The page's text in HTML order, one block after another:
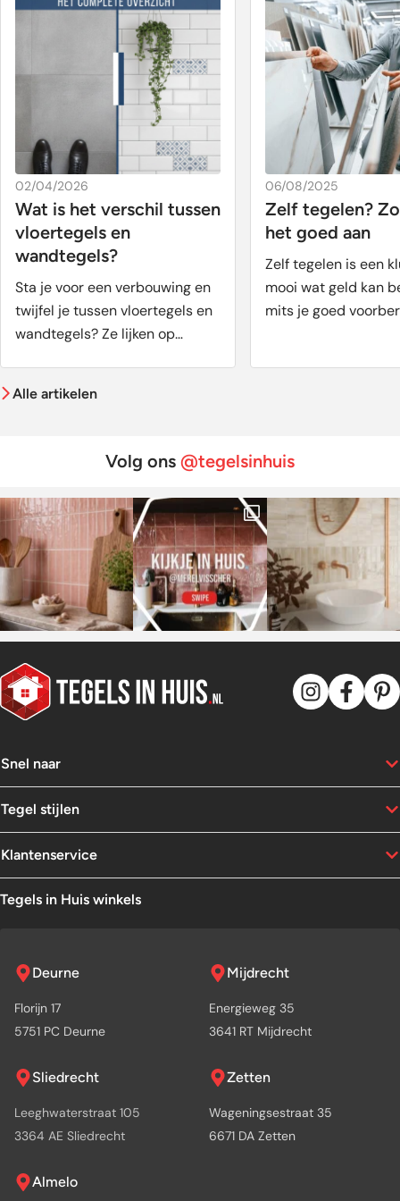
02/04/2026
Wat is het verschil tussen
vloertegels en
wandtegels?
Sta je voor een verbouwing en
twijfel je tussen vloertegels en
wandtegels? Ze lijken op
06/08/2025
Zelf tegelen?
het goed aan
Zelf tegelen is een
mooi wat geld kan
mits je goed
Alle artikelen
Volg ons @tegelsinhuis
Snel naar
Tegel stijlen
Klantenservice
Tegels in Huis winkels
Deurne
Florijn 17
5751 PC Deurne
Mijdrecht
Energieweg 35
3641 RT Mijdrecht
Sliedrecht
Leeghwaterstraat 105
3364 AE Sliedrecht
Zetten
Wageningsestraat 35
6671 DA Zetten
Almelo